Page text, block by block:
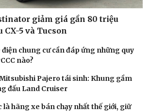
giảm giá gần 80 triệu
CX-5 và Tucson
điện chung cư cần đáp ứng những quy
nào?
Pajero tái sinh: Khung gầm
đấu Land Cruiser
hãng xe bán chạy nhất thế giới, giữ